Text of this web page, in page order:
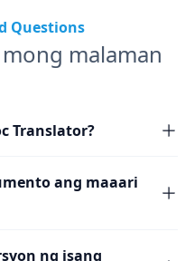
Questions
malaman
Translator?
ang maaari
ng isang